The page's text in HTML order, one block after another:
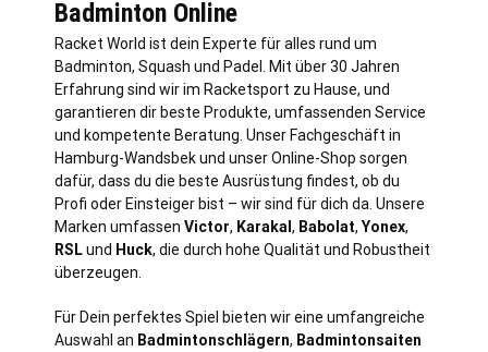
Badminton Online
Racket World ist dein Experte für alles rund um
Badminton, Squash und Padel. Mit über 30 Jahren
Erfahrung sind wir im Racketsport zu Hause, und
garantieren dir beste Produkte, umfassenden Service
und kompetente Beratung. Unser Fachgeschäft in
Hamburg-Wandsbek und unser Online-Shop sorgen
dafür, dass du die beste Ausrüstung findest, ob du
Profi oder Einsteiger bist – wir sind für dich da. Unsere
Marken umfassen Victor, Karakal , Babolat, Yonex,
RSLund Huck, die durch hohe Qualität und Robustheit
überzeugen.
Für Dein perfektes Spiel bieten wir eine umfangreiche
Auswahl an Badmintonschlägern, Badmintonsaiten